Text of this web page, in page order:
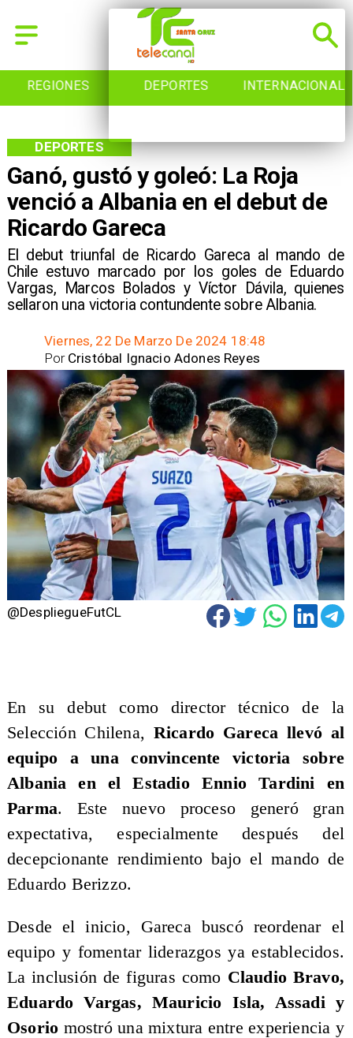
REGIONES DEPORTES INTERNACIONAL
Ganó, gustó y goleó: La Roja
venció a Albania en el debut de
Ricardo Gareca
El debut triunfal de Ricardo Gareca al mando de
Chile estuvo marcado por los goles de Eduardo
Vargas, Marcos Bolados y Víctor Dávila, quienes
sellaron una victoria contundente sobre Albania.
DEPORTES
Viernes, 22 De Marzo De 2024 18:48
Cristóbal Ignacio Adones Reyes
Por
@DespliegueFutCL
​En su debut como director técnico de la
Selección Chilena, Ricardo Gareca llevó al
equipo a una convincente victoria sobre
Albania en el Estadio Ennio Tardini en
Parma. Este nuevo proceso generó gran
expectativa, especialmente después del
decepcionante rendimiento bajo el mando de
Eduardo Berizzo.
Desde el inicio, Gareca buscó reordenar el
equipo y fomentar liderazgos ya establecidos.
La inclusión de figuras como Claudio Bravo,
Eduardo Vargas, Mauricio Isla, Assadi y
Osorio mostró una mixtura entre experiencia y